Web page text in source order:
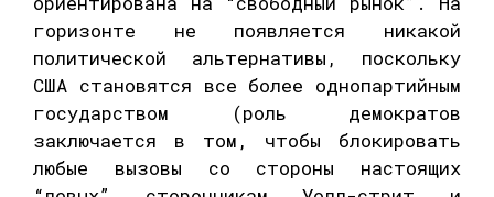
горизонте не появляется никакой
политической альтернативы, поскольку
США становятся все более однопартийным
государством (роль демократов
заключается в том, чтобы блокировать
любые вызовы со стороны настоящих